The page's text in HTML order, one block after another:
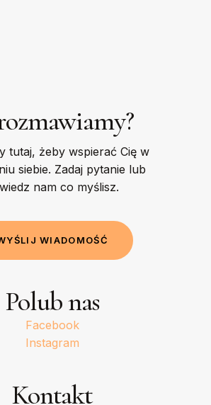
tutaj, żeby wspierać Cię w
siebie. Zadaj pytanie lub
nam co myślisz.
YŚLI J WIADOMOŚĆ
Polub nas
Facebook
Instagram
Kontakt